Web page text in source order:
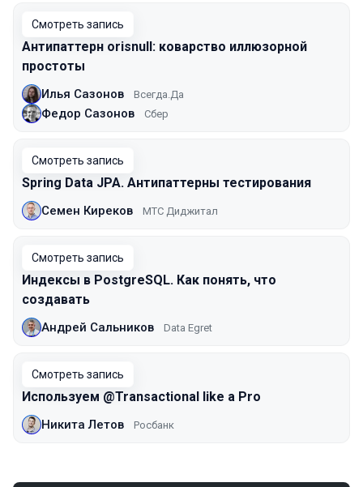
Смотреть запись
Антипаттерн orisnull: коварство иллюзорной
простоты
Илья Сазонов Всегда.Да
Федор Сазонов Сбер
Смотреть запись
Spring Data JPA. Антипаттерны тестирования
Семен Киреков МТС Диджитал
Смотреть запись
Индексы в PostgreSQL. Как понять, что
создавать
Андрей Сальников Data Egret
Смотреть запись
Используем @Transactional like a Pro
Никита Летов Росбанк